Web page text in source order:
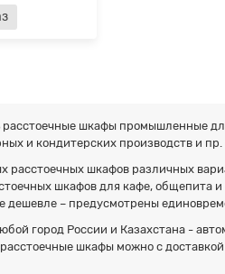
расстоечные шкафы промышленные
и кондитерских производств и
шкафов различных
шкафов для кафе, общепита
дешевле – предусмотрены
город России и Казахстана -
шкафы можно с